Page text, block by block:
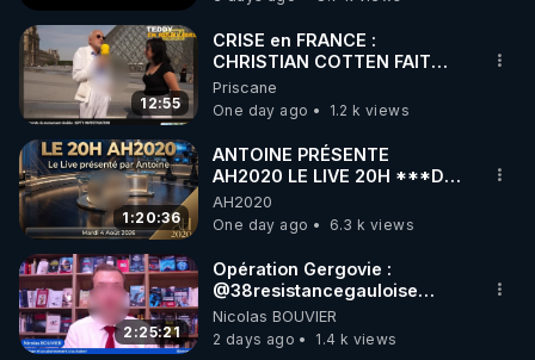
12:55
CRISE en FRANCE :
CHRISTIAN COTTEN FAIT
une étrange découverte
Priscane
One day ago
1.2 k views
1:20:36
ANTOINE PRÉSENTE
AH2020 LE LIVE 20H ***DU
04/08/2026*** 📷LE
GRAND RÉVEIL EST EN
MARCHE 📷
AH2020
One day ago
6.3 k views
2:25:21
Opération Gergovie :
‪@38resistancegauloise‬
‪@MarionSigautOfficiel‬
‪@gladysriifard5710‬ Laëtitia
Nicolas BOUVIER
2 days ago
1.4 k views